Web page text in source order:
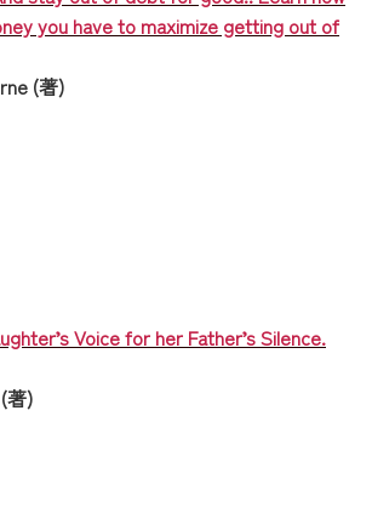
you have to maximize getting out of
(著)
Voice for her Father’s Silence.
著)